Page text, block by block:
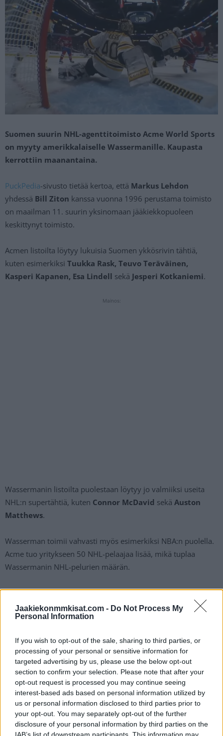
Jaakiekonmmkisat.com - Do Not Process My
Personal Information
If you wish to opt-out of the sale, sharing to third parties, or
processing of your personal or sensitive information for
targeted advertising by us, please use the below opt-out
section to confirm your selection. Please note that after your
opt-out request is processed you may continue seeing
interest-based ads based on personal information utilized by
us or personal information disclosed to third parties prior to
your opt-out. You may separately opt-out of the further
disclosure of your personal information by third parties on the
Suomen suurin NHL-agenttitoimisto Acme World Sports
on myyty amerikkalaiselle Wassermanille. Kaupasta
kerrottiin maanantaina.
PuckPedia-sivusto tietää kertoa, että Markus Lehdon
yhdessä Bill Ziton kanssa vuonna 1996 perustama toimisto
on maailman 11. suurin yksinomaan jääkiekkopuoleen
keskittynyt toimisto.
Acmen listoilta löytyy lukuisia Suomen ykkösrivin tähtiä,
kuten esimerkiksi Tuukka Rask, Teuvo Teräväinen,
Kasperi Kapanen, Esa Lindell sekä Jesperi Kotkaniemi.
Mainos:
Wassermanin listoilta puolestaan löytyy jo valmiiksi useita
NHL:n supertähtiä, kuten Connor McDavid sekä Auston
Matthews.
Wasserman toimii vahvasti myös esimerkiksi NBA:n puolella.
Acme tuo yritykseen 50 NHL-pelaajaa lisää, mikä tuplaa
Wassermanin NHL-pelurien määrän.
Lue myös:
NHL:n yleisökeskiarvot kaudella 2019-2020 – tässä viiden
IIHF puolustaa ainoana lajiliittona Venäjää doping-
skandaalissa